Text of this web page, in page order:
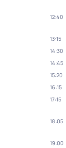
12:40
13:15
14:30
14:45
15:20
16:15
17:15
18:05
19:00